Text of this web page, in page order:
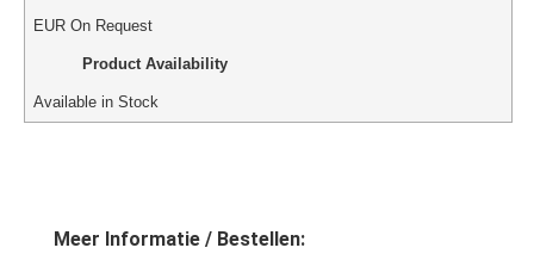
EUROn Request
Product Availability
Available in Stock
Meer Informatie / Bestellen: